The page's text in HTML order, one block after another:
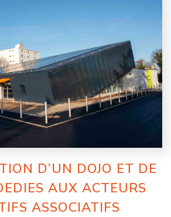
D’UN DOJO ET DE
AUX ACTEURS
ASSOCIATIFS